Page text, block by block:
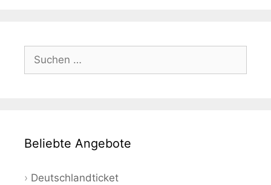
Suchen
nach:
Beliebte Angebote
Deutschlandticket